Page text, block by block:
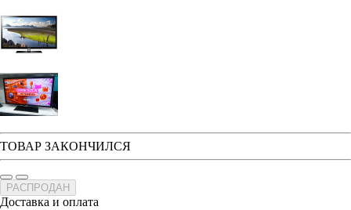
ТОВАР ЗАКОНЧИЛСЯ
РАСПРОДАН
Доставка и оплата